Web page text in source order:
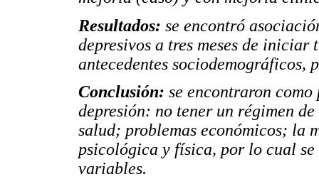
Resultados: se encontró
depresivos a tres meses de
antecedentes sociodemográficos,
Conclusión: se encontraron
depresión: no tener un régimen
salud; problemas económicos; la
psicológica y física, por lo cual
variables.